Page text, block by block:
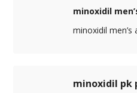
minoxidil
minoxidil
minoxidil pk